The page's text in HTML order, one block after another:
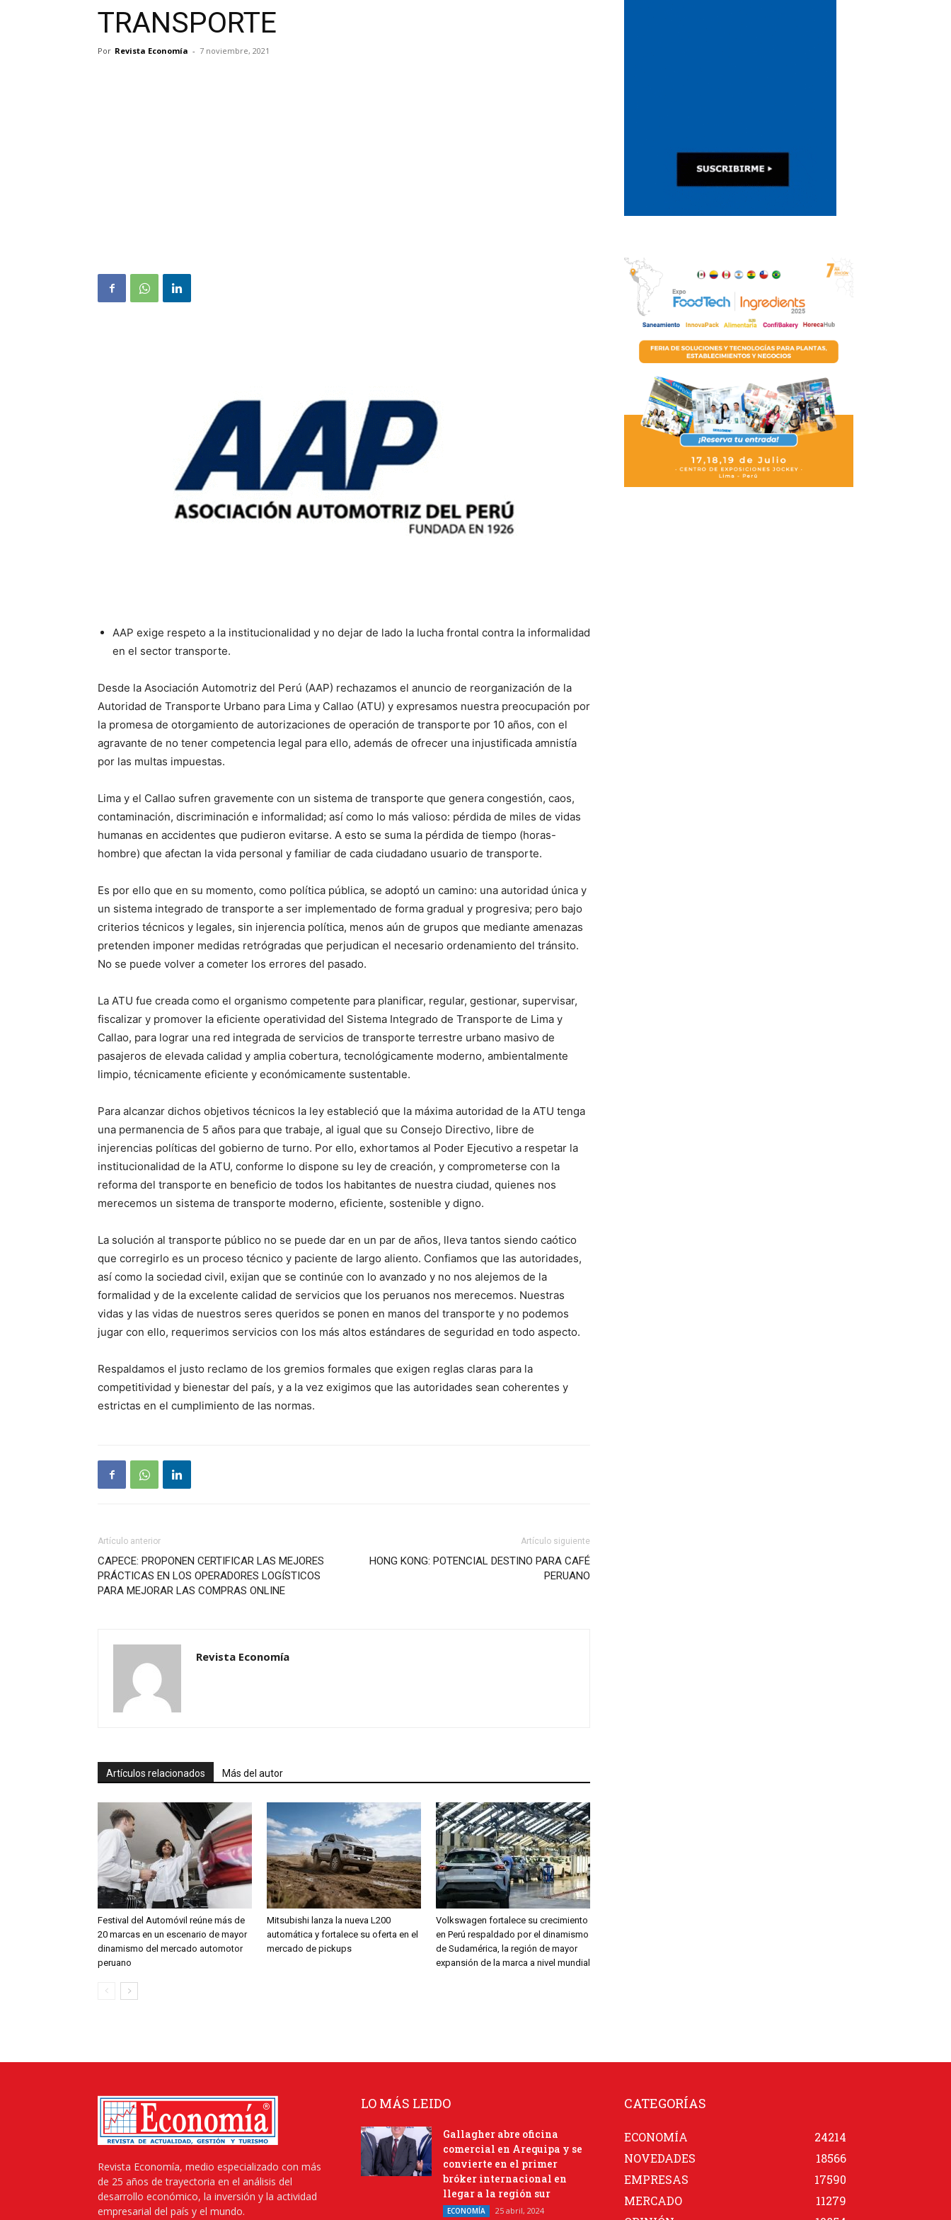
TRANSPORTE
Por Revista Economía - 7 noviembre, 2021
AAP exige respeto a la institucionalidad y no dejar de lado la lucha frontal contra la informalidad
en el sector transporte.
Desde la Asociación Automotriz del Perú (AAP) rechazamos el anuncio de reorganización de la
Autoridad de Transporte Urbano para Lima y Callao (ATU) y expresamos nuestra preocupación por
la promesa de otorgamiento de autorizaciones de operación de transporte por 10 años, con el
agravante de no tener competencia legal para ello, además de ofrecer una injustificada amnistía
por las multas impuestas.
Lima y el Callao sufren gravemente con un sistema de transporte que genera congestión, caos,
contaminación, discriminación e informalidad; así como lo más valioso: pérdida de miles de vidas
humanas en accidentes que pudieron evitarse. A esto se suma la pérdida de tiempo (horas-
hombre) que afectan la vida personal y familiar de cada ciudadano usuario de transporte.
Es por ello que en su momento, como política pública, se adoptó un camino: una autoridad única y
un sistema integrado de transporte a ser implementado de forma gradual y progresiva; pero bajo
criterios técnicos y legales, sin injerencia política, menos aún de grupos que mediante amenazas
pretenden imponer medidas retrógradas que perjudican el necesario ordenamiento del tránsito.
No se puede volver a cometer los errores del pasado.
La ATU fue creada como el organismo competente para planificar, regular, gestionar, supervisar,
fiscalizar y promover la eficiente operatividad del Sistema Integrado de Transporte de Lima y
Callao, para lograr una red integrada de servicios de transporte terrestre urbano masivo de
pasajeros de elevada calidad y amplia cobertura, tecnológicamente moderno, ambientalmente
limpio, técnicamente eficiente y económicamente sustentable.
Para alcanzar dichos objetivos técnicos la ley estableció que la máxima autoridad de la ATU tenga
una permanencia de 5 años para que trabaje, al igual que su Consejo Directivo, libre de
injerencias políticas del gobierno de turno. Por ello, exhortamos al Poder Ejecutivo a respetar la
institucionalidad de la ATU, conforme lo dispone su ley de creación, y comprometerse con la
reforma del transporte en beneficio de todos los habitantes de nuestra ciudad, quienes nos
merecemos un sistema de transporte moderno, eficiente, sostenible y digno.
La solución al transporte público no se puede dar en un par de años, lleva tantos siendo caótico
que corregirlo es un proceso técnico y paciente de largo aliento. Confiamos que las autoridades,
así como la sociedad civil, exijan que se continúe con lo avanzado y no nos alejemos de la
formalidad y de la excelente calidad de servicios que los peruanos nos merecemos. Nuestras
vidas y las vidas de nuestros seres queridos se ponen en manos del transporte y no podemos
jugar con ello, requerimos servicios con los más altos estándares de seguridad en todo aspecto.
Respaldamos el justo reclamo de los gremios formales que exigen reglas claras para la
competitividad y bienestar del país, y a la vez exigimos que las autoridades sean coherentes y
estrictas en el cumplimiento de las normas.
Artículo anterior
CAPECE: PROPONEN CERTIFICAR LAS MEJORES
PRÁCTICAS EN LOS OPERADORES LOGÍSTICOS
PARA MEJORAR LAS COMPRAS ONLINE
Artículo siguiente
HONG KONG: POTENCIAL DESTINO PARA CAFÉ
PERUANO
Revista Economía
Artículos relacionados Más del autor
Festival del Automóvil reúne más de
20 marcas en un escenario de mayor
dinamismo del mercado automotor
peruano
Mitsubishi lanza la nueva L200
automática y fortalece su oferta en el
mercado de pickups
Volkswagen fortalece su crecimiento
en Perú respaldado por el dinamismo
de Sudamérica, la región de mayor
expansión de la marca a nivel mundial
Revista Economía, medio especializado con más
de 25 años de trayectoria en el análisis del
desarrollo económico, la inversión y la actividad
empresarial del país y el mundo.
LO MÁS LEIDO
Gallagher abre oficina
comercial en Arequipa y se
convierte en el primer
bróker internacional en
llegar a la región sur
ECONOMÍA 25 abril, 2024
CATEGORÍAS
ECONOMÍA
24214
NOVEDADES
18566
EMPRESAS
17590
MERCADO
11279